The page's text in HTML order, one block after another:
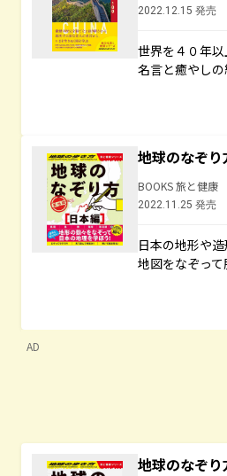
2022.12.15 発売
世界を４０年
名言と癒やし
地球のなぞ
BOOKS 旅と健康
2022.11.25 発売
日本の地形や
地図をなぞって
AD
地球のなぞ